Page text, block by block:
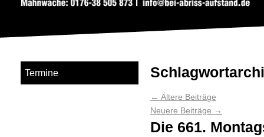
← Ältere Beiträge
Neuere Beiträge →
Die 661.
Termine